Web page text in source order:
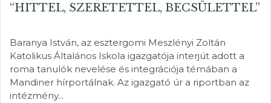
“HITTEL, SZERETETTEL, BECSÜLETTEL”
Baranya István, az esztergomi Meszlényi Zoltán
Katolikus Általános Iskola igazgatója interjút adott a
roma tanulók nevelése és integrációja témában a
Mandiner hírportálnak. Az igazgató úr a riportban az
intézmény...